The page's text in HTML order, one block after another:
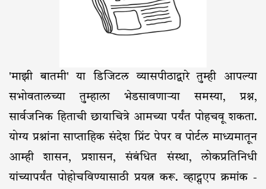
'माझी बातमी' या डिजिटल व्यासपीठाद्वारे तुम्ही आपल्या
सभोवतालच्या तुम्हाला भेडसावणाऱ्या समस्या, प्रश्न,
सार्वजनिक हिताची छायाचित्रे आमच्या पर्यंत पोहचवू शकता.
योग्य प्रश्नांना साप्ताहिक संदेश प्रिंट पेपर व पोर्टल माध्यमातून
आम्ही शासन, प्रशासन, संबंधित संस्था, लोकप्रतिनिधी
यांच्यापर्यंत पोहोचविण्यासाठी प्रयत्न करू. व्हाट्सएप क्रमांक -